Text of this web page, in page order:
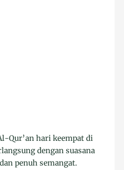
Qur’an hari keempat di
dengan suasana
penuh semangat.